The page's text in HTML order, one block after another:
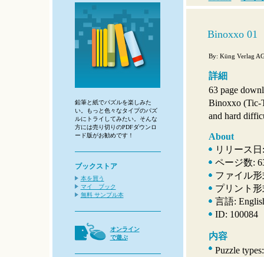
鉛筆と紙でパズルを楽しみた
い。もっと色々なタイプのパズ
ルにトライしてみたい。そんな
方には売り切りのPDFダウンロ
ード版がお勧めです！
ブックストア
本を買う
マイ ブック
無料 サンプル本
オンライン
で遊ぶ
Binoxxo 01
By: Küng Verlag
詳細
63 page
Binoxxo (Tic-
and hard
About
リリース日
ページ数:
ファイル形
プリント形
言語:
ID: 100084
内容
Puzzle